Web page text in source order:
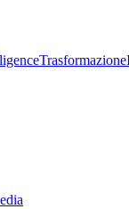
Trasformazione